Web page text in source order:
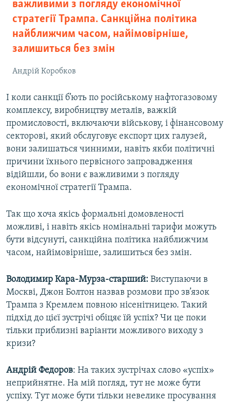
важливими з погляду економічної
стратегії Трампа. Санкційна політика
найближчим часом, найімовірніше,
залишиться без змін
Андрій Коробков
І коли санкції б’ють по російському нафтогазовому
комплексу, виробництву металів, важкій
промисловості, включаючи військову, і фінансовому
секторові, який обслуговує експорт цих галузей,
вони залишаться чинними, навіть якби політичні
причини їхнього первісного запровадження
відійшли, бо вони є важливими з погляду
економічної стратегії Трампа.
Так що хоча якісь формальні домовленості
можливі, і навіть якісь номінальні тарифи можуть
бути відсунуті, санкційна політика найближчим
часом, найімовірніше, залишиться без змін.
Володимир Кара-Мурза-старший: Виступаючи в
Москві, Джон Болтон назвав розмови про зв’язок
Трампа з Кремлем повною нісенітницею. Такий
підхід до цієї зустрічі обіцяє їй успіх? Чи це поки
тільки приблизні варіанти можливого виходу з
кризи?
Андрій Федоров: На таких зустрічах слово «успіх»
неприйнятне. На мій погляд, тут не може бути
успіху. Тут може бути тільки невелике просування